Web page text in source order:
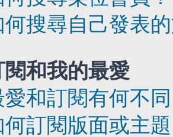
搜尋自己發表
和我的最愛
和訂閱有何不
訂閱版面或主